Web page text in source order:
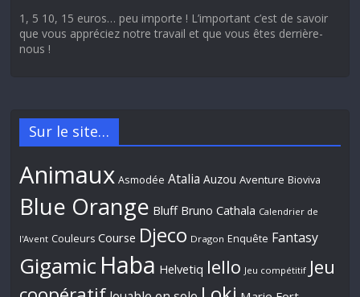
1, 5 10, 15 euros… peu importe ! L’important c’est de savoir
que vous appréciez notre travail et que vous êtes derrière-
nous !
Sur le site…
Animaux Asmodée Atalia Auzou Aventure Bioviva
Blue Orange Bluff Bruno Cathala Calendrier de
l'Avent Couleurs Course Djeco Dragon Enquête Fantasy
Gigamic Haba Helvetiq Iello Jeu compétitif Jeu